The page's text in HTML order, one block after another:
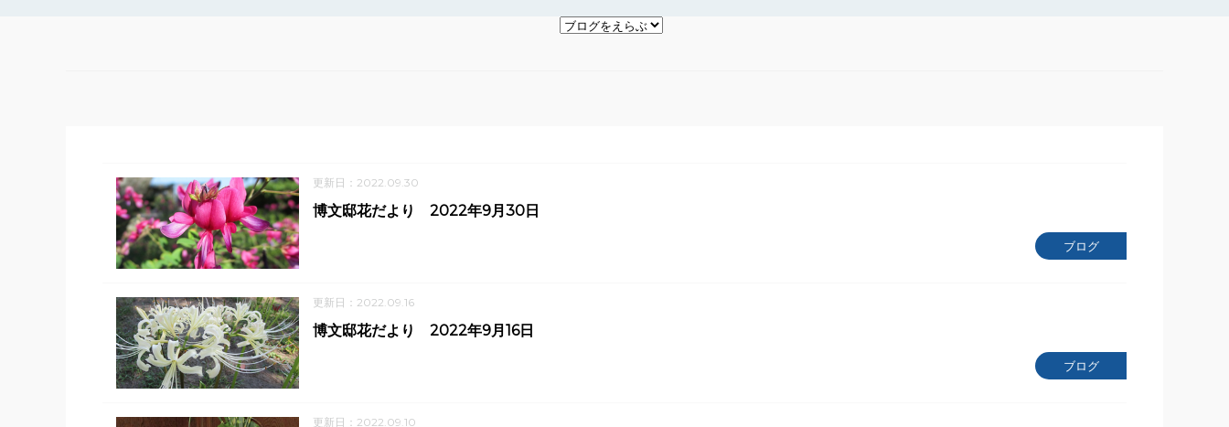
更新日：2022.09.30
ブログ
博文邸花だより 2022年9月30日
更新日：2022.09.16
ブログ
博文邸花だより 2022年9月16日
更新日：2022.09.10